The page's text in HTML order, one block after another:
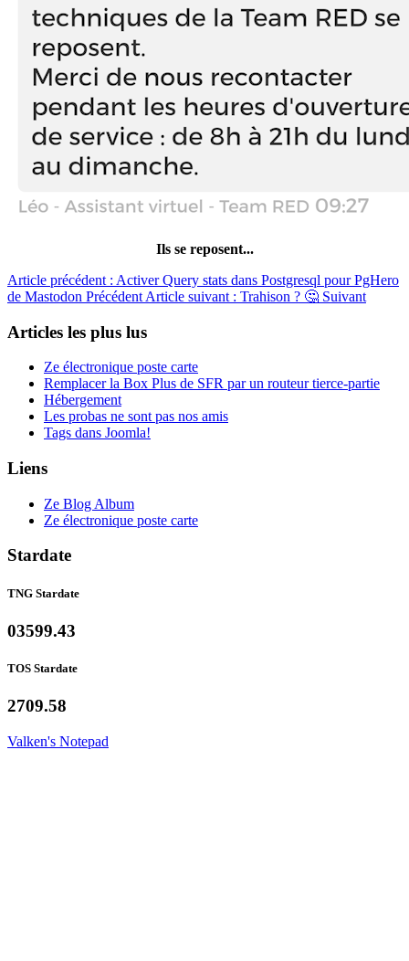
Ils se reposent...
Article précédent : Activer Query stats dans Postgresql pour PgHero
de Mastodon Précédent Article suivant : Trahison ? 🤔 Suivant
Articles les plus lus
Ze électronique poste carte
Remplacer la Box Plus de SFR par un routeur tierce-partie
Hébergement
Les probas ne sont pas nos amis
Tags dans Joomla!
Liens
Ze Blog Album
Ze électronique poste carte
Stardate
TNG Stardate
03599.43
TOS Stardate
2709.58
Valken's Notepad